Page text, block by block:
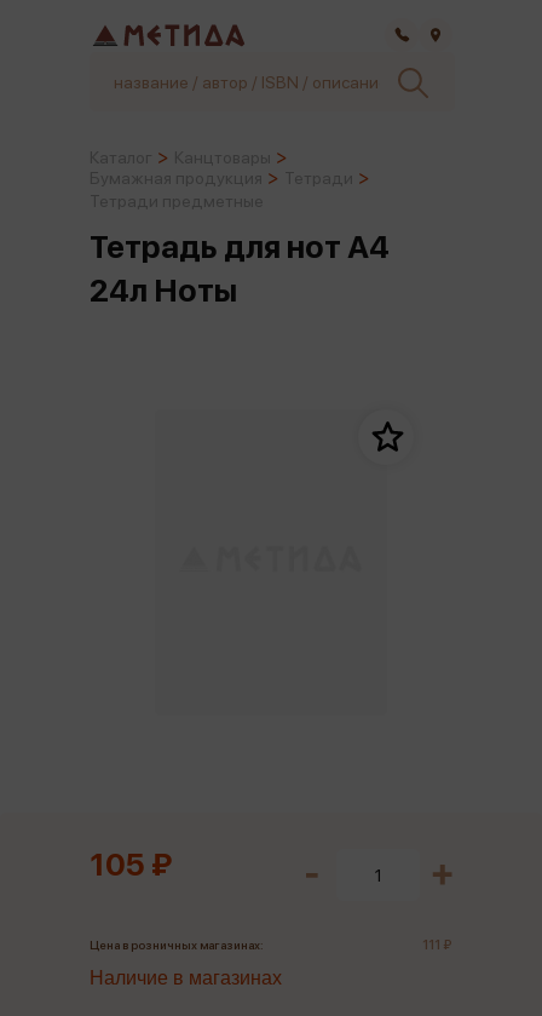
Тетрадь для нот А4
24л Ноты
105 ₽
Цена в розничных магазинах: 111 ₽
Наличие в магазинах